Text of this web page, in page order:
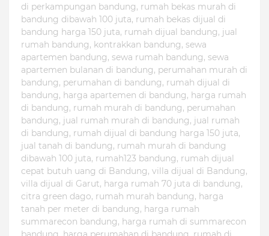
di perkampungan bandung, rumah bekas murah di
bandung dibawah 100 juta, rumah bekas dijual di
bandung harga 150 juta, rumah dijual bandung, jual
rumah bandung, kontrakkan bandung, sewa
apartemen bandung, sewa rumah bandung, sewa
apartemen bulanan di bandung, perumahan murah di
bandung, perumahan di bandung, rumah dijual di
bandung, harga apartemen di bandung, harga rumah
di bandung, rumah murah di bandung, perumahan
bandung, jual rumah murah di bandung, jual rumah
di bandung, rumah dijual di bandung harga 150 juta,
jual tanah di bandung, rumah murah di bandung
dibawah 100 juta, rumah123 bandung, rumah dijual
cepat butuh uang di Bandung, villa dijual di Bandung,
villa dijual di Garut, harga rumah 70 juta di bandung,
citra green dago, rumah murah bandung, harga
tanah per meter di bandung, harga rumah
summarecon bandung, harga rumah di summarecon